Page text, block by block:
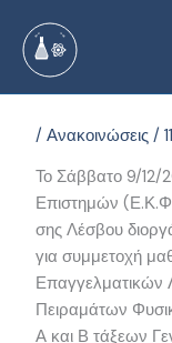
στο
περιεχόμενο
/Ανακοινώσεις /
Το Σάββατο 9/12/
Επιστημών
σης Λέσβου
για συμμετοχή
Επαγγελματικών
Πειραμάτων
Α και Β τάξεων